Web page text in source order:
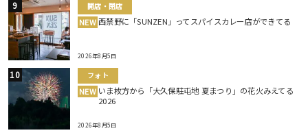
開店・閉店
NEW 西禁野に「SUNZEN」ってスパイスカレー店ができてる
2026年8月5日
フォト
NEW いま枚方から「大久保駐屯地 夏まつり」の花火みえてる
2026
2026年8月5日